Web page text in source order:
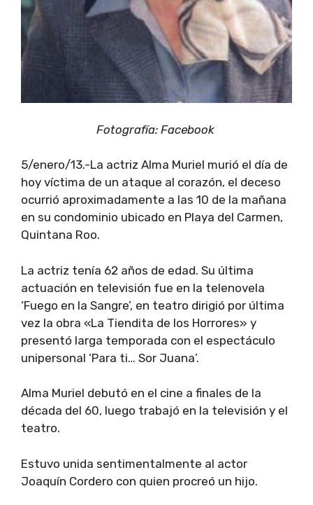
Fotografía: Facebook
5/enero/13.-La actriz Alma Muriel murió el día de
hoy víctima de un ataque al corazón, el deceso
ocurrió aproximadamente a las 10 de la mañana
en su condominio ubicado en Playa del Carmen,
Quintana Roo.
La actriz tenía 62 años de edad. Su última
actuación en televisión fue en la telenovela
‘Fuego en la Sangre’, en teatro dirigió por última
vez la obra «La Tiendita de los Horrores» y
presentó larga temporada con el espectáculo
unipersonal ‘Para ti… Sor Juana’.
Alma Muriel debutó en el cine a finales de la
década del 60, luego trabajó en la televisión y el
teatro.
Estuvo unida sentimentalmente al actor
Joaquín Cordero con quien procreó un hijo.